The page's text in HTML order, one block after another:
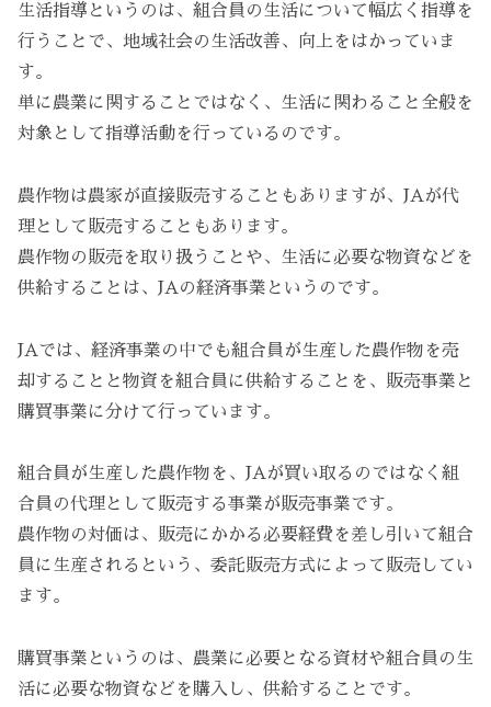
生活指導というのは、組合員の生活について幅広く指導を
行うことで、地域社会の生活改善、向上をはかっていま
す。
単に農業に関することではなく、生活に関わること全般を
対象として指導活動を行っているのです。
農作物は農家が直接販売することもありますが、JAが代
理として販売することもあります。
農作物の販売を取り扱うことや、生活に必要な物資などを
供給することは、JAの経済事業というのです。
JAでは、経済事業の中でも組合員が生産した農作物を売
却することと物資を組合員に供給することを、販売事業と
購買事業に分けて行っています。
組合員が生産した農作物を、JAが買い取るのではなく組
合員の代理として販売する事業が販売事業です。
農作物の対価は、販売にかかる必要経費を差し引いて組合
員に生産されるという、委託販売方式によって販売してい
ます。
購買事業というのは、農業に必要となる資材や組合員の生
活に必要な物資などを購入し、供給することです。